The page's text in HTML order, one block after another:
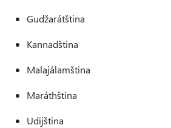
Gudžarátština
Kannadština
Malajálamština
Maráthština
Udijština